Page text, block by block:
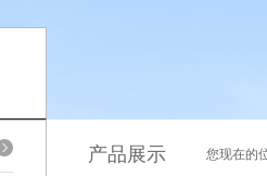
产品展示 您现在的